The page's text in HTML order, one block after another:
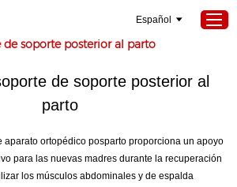
Servicios
Español
soporte posterior al parto
de soporte posterior al
parto
aparato ortopédico posparto proporciona un apoyo
para las nuevas madres durante la recuperación
los músculos abdominales y de espalda